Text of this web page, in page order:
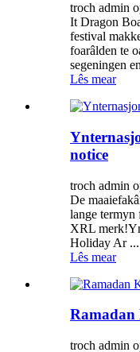
troch admin
It Dragon
festival
foarâlden te
segeningen
Lês mear
notice
troch admin
De
lange termyn
XRL
Holiday Ar ...
Lês mear
Ramadan
troch admin